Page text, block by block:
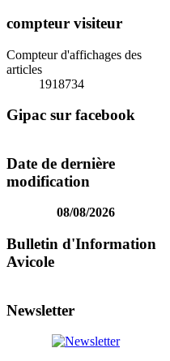
compteur visiteur
Compteur d'affichages des
articles
1918734
Gipac sur facebook
Date de dernière
modification
08/08/2026
Bulletin d'Information
Avicole
Newsletter